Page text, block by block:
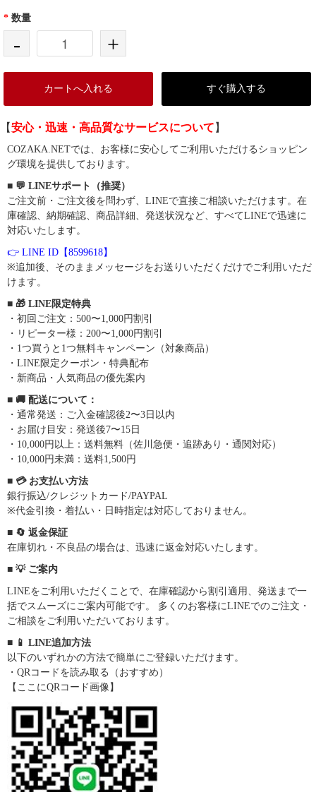
* 数量
- +
カートへ入れる すぐ購入する
【安心・迅速・高品質なサービスについて 】
COZAKA.NETでは、お客様に安心してご利用いただけるショッピン
グ環境を提供しております。
■ 💬 LINEサポート（推奨）
ご注文前・ご注文後を問わず、LINEで直接ご相談いただけます。在
庫確認、納期確認、商品詳細、発送状況など、すべてLINEで迅速に
対応いたします。
👉 LINE ID【8599618】
※追加後、そのままメッセージをお送りいただくだけでご利用いただ
けます。
■ 🎁 LINE限定特典
・初回ご注文：500〜1,000円割引
・リピーター様：200〜1,000円割引
・1つ買うと1つ無料キャンペーン（対象商品）
・LINE限定クーポン・特典配布
・新商品・人気商品の優先案内
■ 🚚 配送について：
・通常発送：ご入金確認後2〜3日以内
・お届け目安：発送後7〜15日
・10,000円以上：送料無料（佐川急便・追跡あり・通関対応）
・10,000円未満：送料1,500円
■ 💳 お支払い方法
銀行振込/クレジットカード/PAYPAL
※代金引換・着払い・日時指定は対応しておりません。
■ 🔄 返金保証
在庫切れ・不良品の場合は、迅速に返金対応いたします。
■ 💡 ご案内
LINEをご利用いただくことで、在庫確認から割引適用、発送まで一
括でスムーズにご案内可能です。 多くのお客様にLINEでのご注文・
ご相談をご利用いただいております。
■ 📱 LINE追加方法
以下のいずれかの方法で簡単にご登録いただけます。
・QRコードを読み取る（おすすめ）
【ここにQRコード画像】